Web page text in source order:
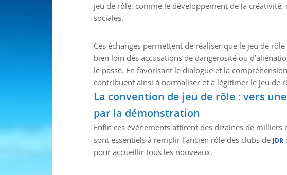
jeu de rôle, comme le développement de la créativité,
sociales.
Ces échanges permettent de réaliser que le jeu de
bien loin des accusations de dangerosité ou
le passé. En favorisant le dialogue et la
contribuent ainsi à normaliser et à légitimer le jeu de
La convention de jeu de rôle : vers
par la démonstration
Enfin ces événements attirent des dizaines de
sont essentiels à remplir l’ancien rôle des clubs de JDR
pour accueillir tous les nouveaux.